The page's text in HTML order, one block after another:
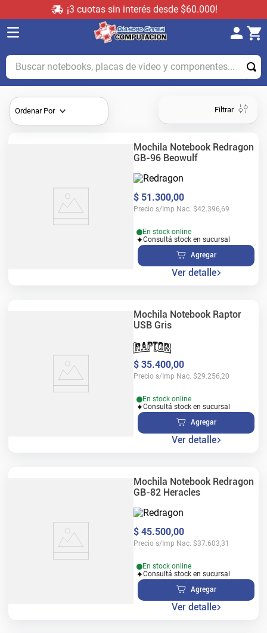
¡3 cuotas sin interés desde $60.000!
Buscar notebooks, placas de video y componentes...
Ordenar Por Filtrar
Mochila Notebook Redragon
GB-96 Beowulf
$ 51.300,00
Precio s/Imp Nac. $42.396,69
En stock online
Consultá stock en sucursal
Agregar
Ver detalle
Mochila Notebook Raptor
USB Gris
$ 35.400,00
Precio s/Imp Nac. $29.256,20
En stock online
Consultá stock en sucursal
Agregar
Ver detalle
Mochila Notebook Redragon
GB-82 Heracles
$ 45.500,00
Precio s/Imp Nac. $37.603,31
En stock online
Consultá stock en sucursal
Agregar
Ver detalle